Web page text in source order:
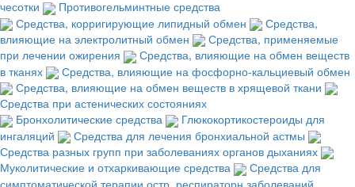
чесотки
Противогельминтные средства
Средства, корригирующие липидный обмен
Средства,
влияющие на электролитный обмен
Средства, применяемые
при лечении ожирения
Средства, влияющие на обмен веществ
в тканях
Средства, влияющие на фосфорно-кальциевый обмен
Средства, влияющие на обмен веществ в хрящевой ткани
Средства при астенических состояниях
Бронхолитические средства
Глюкокортикостероиды для
ингаляций
Средства для лечения бронхиальной астмы
Средства разных групп при заболеваниях органов дыханиях
Муколитические и отхаркивающие средства
Средства для
симптоматической терапии остр. респираторн.заболеваний